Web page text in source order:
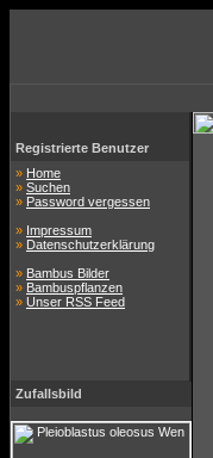
Registrierte Benutzer
» Home
» Suchen
» Password vergessen
» Impressum
» Datenschutzerklärung
» Bambus Bilder
» Bambuspflanzen
» Unser RSS Feed
Zufallsbild